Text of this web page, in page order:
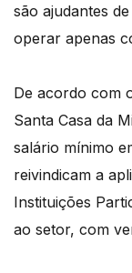
são ajudantes
operar apenas
De acordo com
Santa Casa da
salário mínimo
reivindicam a
Instituições
ao setor, com